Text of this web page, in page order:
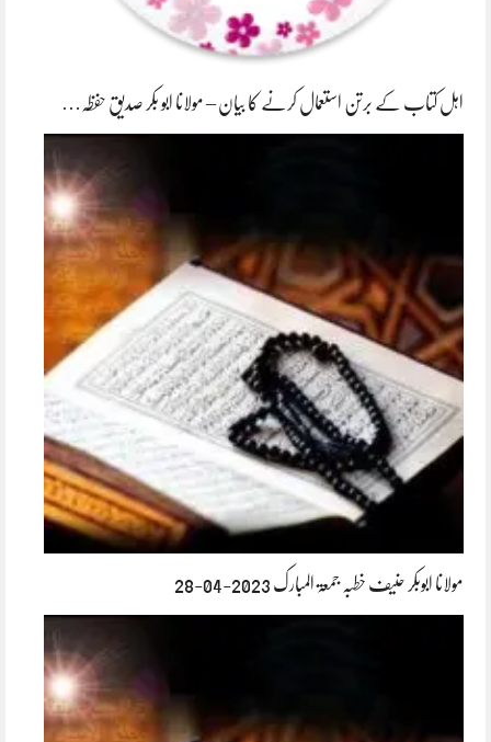
اہل کتاب کے برتن استعمال کرنے کا بیان – مولانا ابو بکر صدیق حفظہ…
مولانا ابوبکر حنیف خطبہ جمعۃ المبارک 2023-04-28